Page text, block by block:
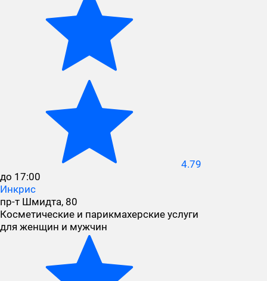
4.79
до 17:00
Инкрис
пр-т Шмидта, 80
Косметические и парикмахерские услуги
для женщин и мужчин